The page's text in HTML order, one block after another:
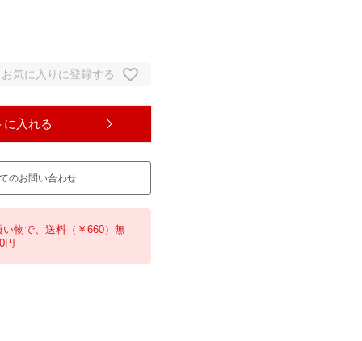
お気に入りに登録する
に入れる
のお問い合わせ
物で、送料（￥660）無
円